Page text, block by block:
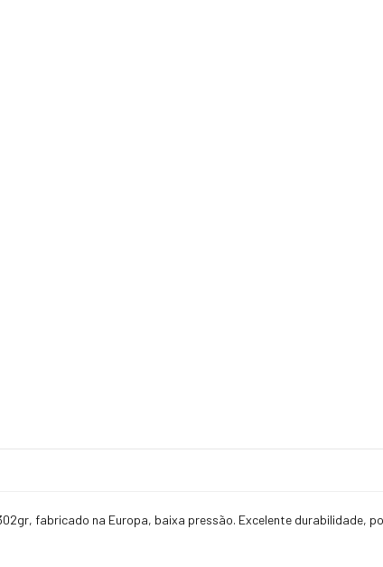
fabricado na Europa, baixa pressão. Excelente durabilidade,